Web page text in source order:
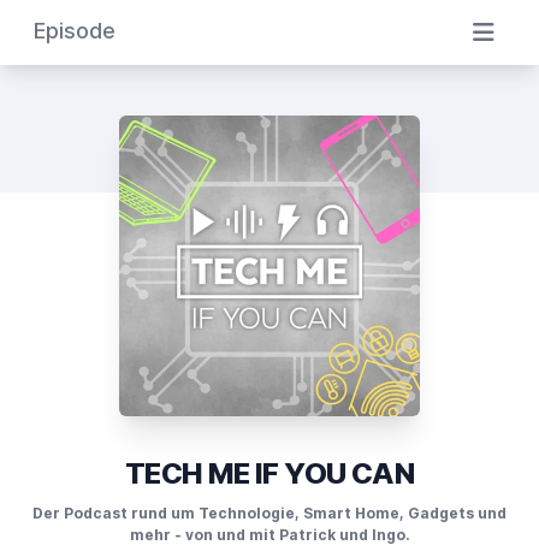
Episode
TECH ME IF YOU CAN
Der Podcast rund um Technologie, Smart Home, Gadgets und
mehr - von und mit Patrick und Ingo.